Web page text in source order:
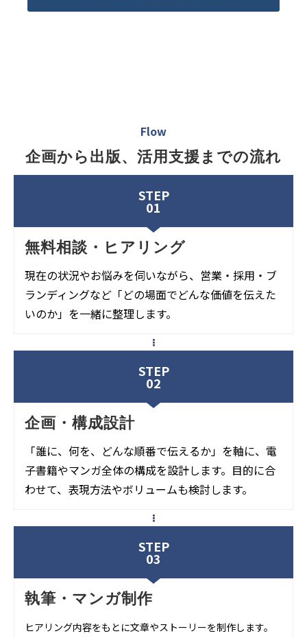
Flow
企画から出版、活用支援までの流れ
STEP
01
無料相談・ヒアリング
現在の状況やお悩みを伺いながら、営業・採用・ブ
ランディングなど「どの場面でどんな価値を伝えた
いのか」を一緒に整理します。
STEP
02
企画・構成設計
「誰に、何を、どんな順番で伝えるか」を軸に、電
子書籍やマンガ全体の構成を設計します。目的に合
わせて、表現方法やボリュームも検討します。
STEP
03
執筆・マンガ制作
ヒアリング内容をもとに文章やストーリーを制作します。